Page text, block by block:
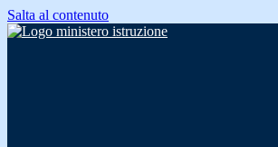
Salta al contenuto